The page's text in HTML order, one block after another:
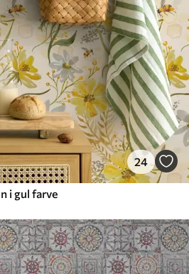
24
i gul farve